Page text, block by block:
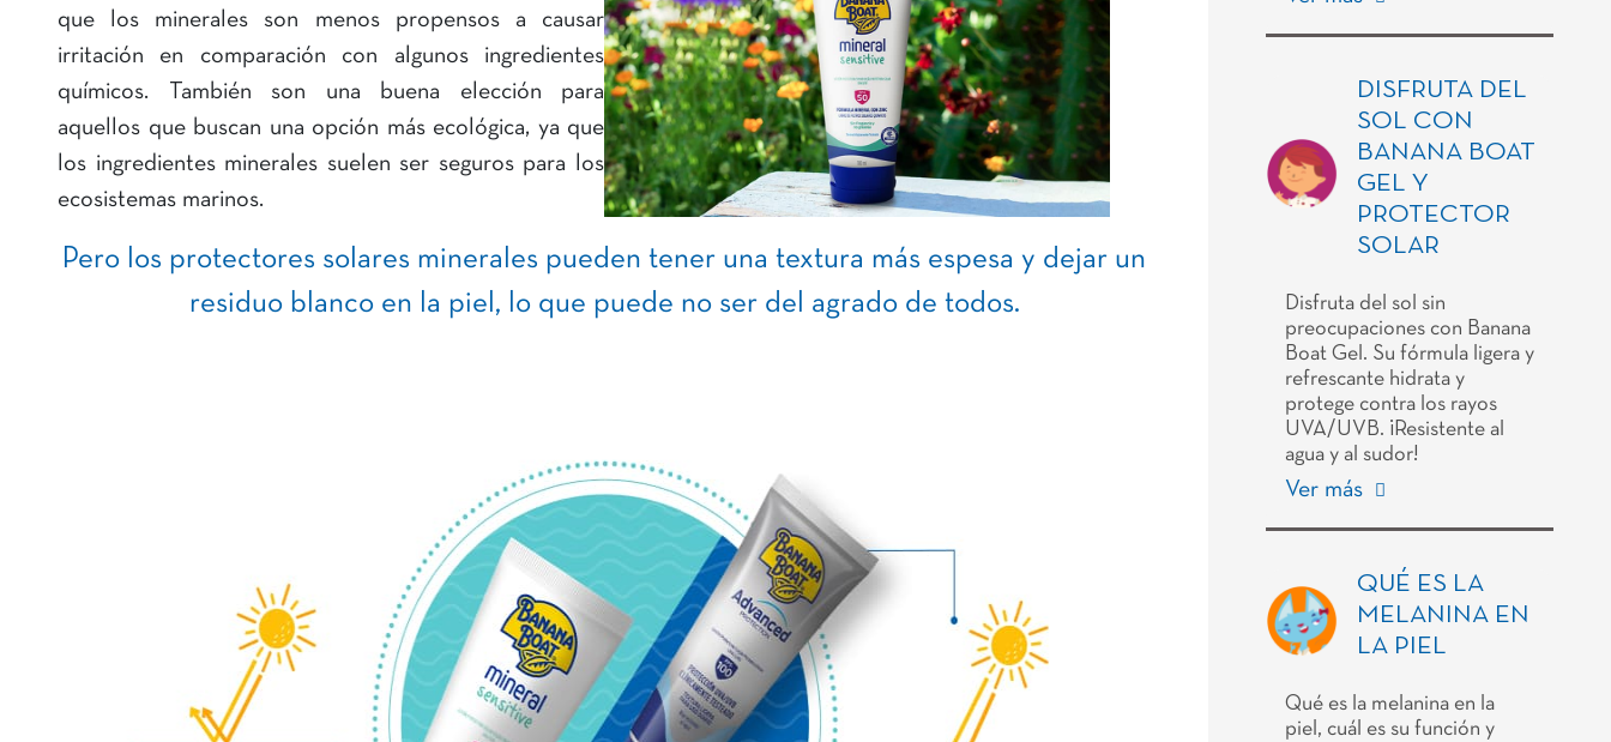
que los minerales son menos propensos a causar
irritación en comparación con algunos ingredientes
químicos. También son una buena elección para
aquellos que buscan una opción más ecológica, ya que
los ingredientes minerales suelen ser seguros para los
ecosistemas marinos.
Pero los protectores solares minerales pueden tener una textura más espesa y dejar un
residuo blanco en la piel, lo que puede no ser del agrado de todos.
DISFRUTA DEL
SOL CON
BANANA BOAT
GEL Y
PROTECTOR
SOLAR
Disfruta del sol sin
preocupaciones con Banana
Boat Gel. Su fórmula ligera y
refrescante hidrata y
protege contra los rayos
UVA/UVB. ¡Resistente al
agua y al sudor!
Ver más
QUÉ ES LA
MELANINA EN
LA PIEL
Qué es la melanina en la
piel, cuál es su función y